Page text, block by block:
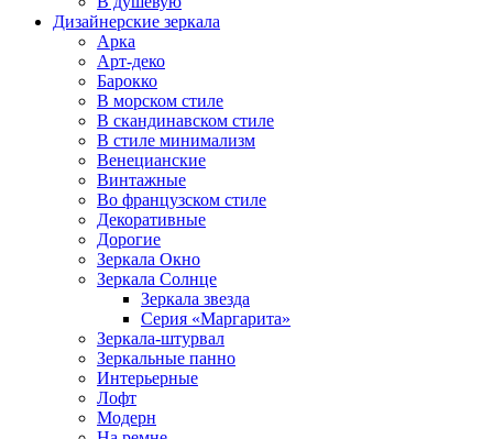
Дизайнерские зеркала
Арка
Арт-деко
Барокко
В морском стиле
В скандинавском стиле
В стиле минимализм
Венецианские
Винтажные
Во французском стиле
Декоративные
Дорогие
Зеркала Окно
Зеркала Солнце
Зеркала звезда
Серия «Маргарита»
Зеркала-штурвал
Зеркальные панно
Интерьерные
Лофт
Модерн